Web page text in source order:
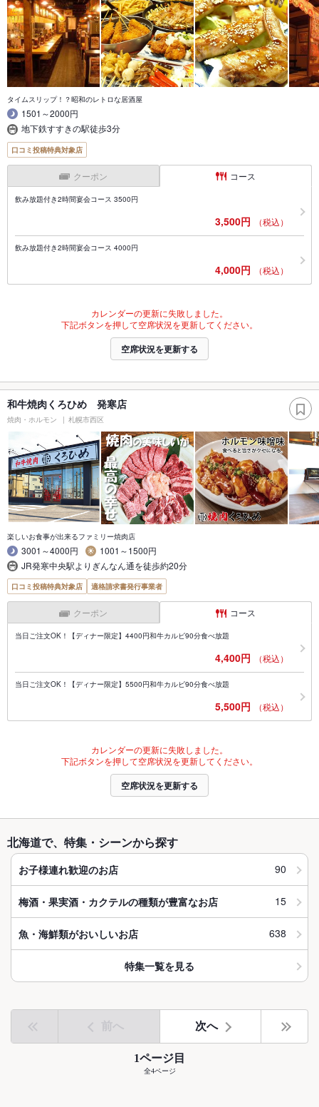
タイムスリップ！？昭和のレトロな居酒屋
1501～2000円
地下鉄すすきの駅徒歩3分
口コミ投稿特典対象店
クーポン コース
飲み放題付き2時間宴会コース 3500円
3,500円 （税込）
飲み放題付き2時間宴会コース 4000円
4,000円 （税込）
カレンダーの更新に失敗しました。
下記ボタンを押して空席状況を更新してください。
空席状況を更新する
和牛焼肉くろひめ 発寒店
焼肉・ホルモン 札幌市西区
楽しいお食事が出来るファミリー焼肉店
3001～4000円
1001～1500円
JR発寒中央駅よりぎんなん通を徒歩約20分
口コミ投稿特典対象店 適格請求書発行事業者
クーポン コース
当日ご注文OK！【ディナー限定】4400円和牛カルビ90分食べ放題
4,400円 （税込）
当日ご注文OK！【ディナー限定】5500円和牛カルビ90分食べ放題
5,500円 （税込）
カレンダーの更新に失敗しました。
下記ボタンを押して空席状況を更新してください。
空席状況を更新する
北海道で、特集・シーンから探す
お子様連れ歓迎のお店 90
梅酒・果実酒・カクテルの種類が豊富なお店 15
魚・海鮮類がおいしいお店 638
特集一覧を見る
前へ 次へ
1ページ目
全4ページ